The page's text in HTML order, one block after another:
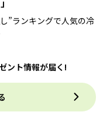
”ランキングで人気の冷
ント情報が届く!